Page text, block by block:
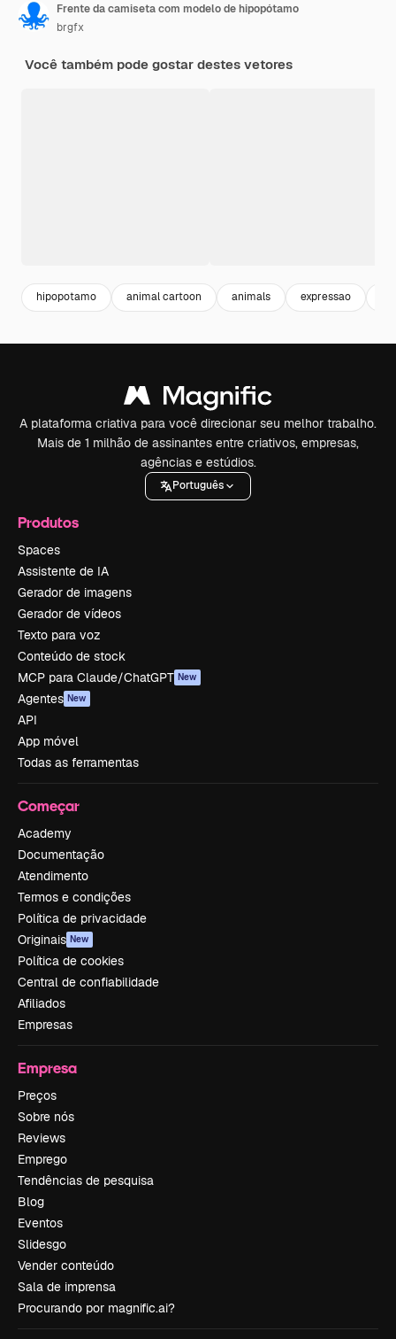
Frente da camiseta com modelo de hipopótamo
brgfx
Você também pode gostar destes vetores
hipopotamo animal cartoon animals expressao
A plataforma criativa para você direcionar seu melhor trabalho.
Mais de 1 milhão de assinantes entre criativos, empresas,
agências e estúdios.
Português
Produtos
Spaces
Assistente de IA
Gerador de imagens
Gerador de vídeos
Texto para voz
Conteúdo de stock
MCP para Claude/ChatGPT New
Agentes New
API
App móvel
Todas as ferramentas
Começar
Academy
Documentação
Atendimento
Termos e condições
Política de privacidade
Originais New
Política de cookies
Central de confiabilidade
Afiliados
Empresas
Empresa
Preços
Sobre nós
Reviews
Emprego
Tendências de pesquisa
Blog
Eventos
Slidesgo
Vender conteúdo
Sala de imprensa
Procurando por magnific.ai?